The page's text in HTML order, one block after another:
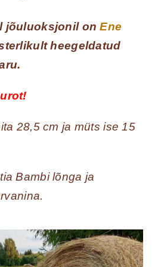
jõuluoksjonil onEne
heegeldatud
28,5 cm ja müts ise 15
Bambi lõnga ja